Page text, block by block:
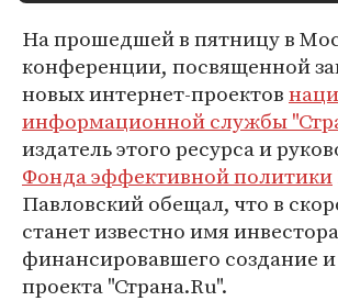
На прошедшей в пятницу в
конференции, посвященной
новых интернет-проектов
информационной службы
издатель этого ресурса и
Фонда эффективной политики
Павловский обещал, что в
станет известно имя
финансировавшего создание
проекта "Страна.Ru".